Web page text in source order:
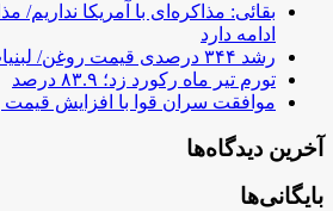
بقائی: مذاکره‌ای با آمریکا نداریم/
ادامه دارد
رشد ۳۴۴ درصدی قیمت روغن/ لبنیات چقدر گران شد؟
تورم تیر ماه رکورد زد؛ ۸۳.۹ درصد
موافقت سران قوا با افزایش قیمت
آخرین دیدگاه‌ها
بایگانی‌ها